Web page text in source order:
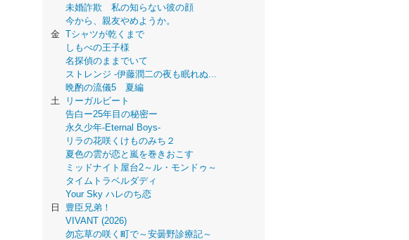
未婚詐欺 私の知らない彼の顔
今から、親友やめようか。
金 Tシャツが乾くまで
しもべの王子様
名探偵のままでいて
ストレンジ -伊藤潤二の夜も眠れぬ...
晩酌の流儀5 夏編
土
リーガルビート
告白ー25年目の秘密ー
永久少年-Eternal Boys-
リラの花咲くけものみち２
夏色の雲が恋と嵐を巻きおこす
ミッドナイト屋台2～ル・モンドゥ～
タイムトラベルダディ
Your Sky ハレのち恋
日
豊臣兄弟！
VIVANT (2026)
勿忘草の咲く町で～安曇野診療記～